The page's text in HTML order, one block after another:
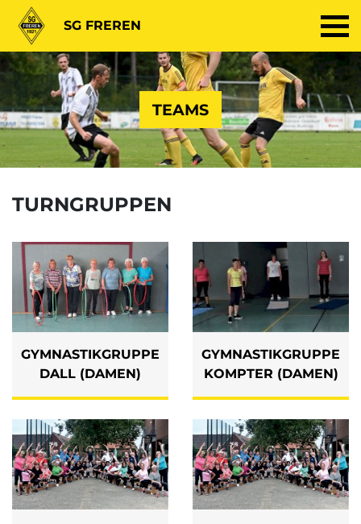
SG FREREN
TEAMS
TURNGRUPPEN
GYMNASTIKGRUPPE
DALL (DAMEN)
GYMNASTIKGRUPPE
KOMPTER (DAMEN)